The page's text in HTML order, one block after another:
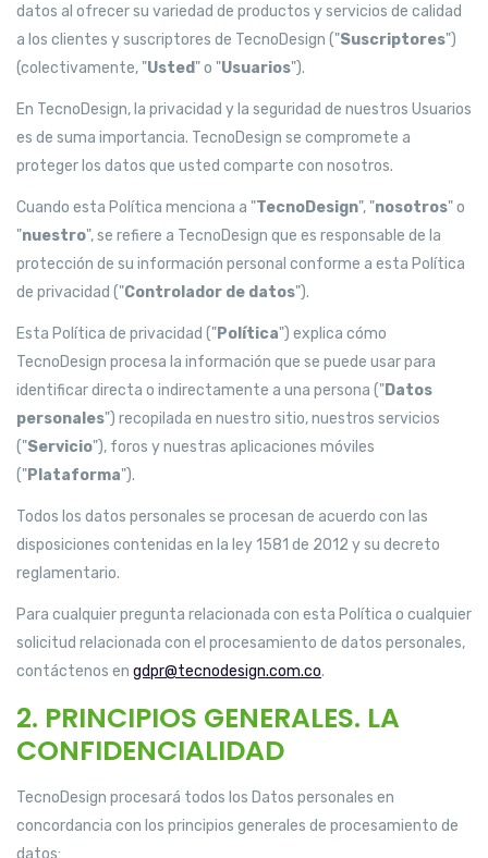
datos al ofrecer su variedad de productos y servicios de calidad
a los clientes y suscriptores de TecnoDesign ("Suscriptores")
(colectivamente, "Usted " o "Usuarios").
En TecnoDesign, la privacidad y la seguridad de nuestros Usuarios
es de suma importancia. TecnoDesign se compromete a
proteger los datos que usted comparte con nosotros.
Cuando esta Política menciona a "TecnoDesign", "nosotros" o
"nuestro", se refiere a TecnoDesign que es responsable de la
protección de su información personal conforme a esta Política
de privacidad ("Controlador de datos").
Esta Política de privacidad ("Política") explica cómo
TecnoDesign procesa la información que se puede usar para
identificar directa o indirectamente a una persona ("Datos
personales") recopilada en nuestro sitio, nuestros servicios
("Servicio"), foros y nuestras aplicaciones móviles
("Plataforma").
Todos los datos personales se procesan de acuerdo con las
disposiciones contenidas en la ley 1581 de 2012 y su decreto
reglamentario.
Para cualquier pregunta relacionada con esta Política o cualquier
solicitud relacionada con el procesamiento de datos personales,
contáctenos en gdpr@tecnodesign.com.co.
2. PRINCIPIOS GENERALES. LA
CONFIDENCIALIDAD
TecnoDesign procesará todos los Datos personales en
concordancia con los principios generales de procesamiento de
datos: